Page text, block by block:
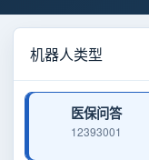
机器人类型
医保问答
12393001